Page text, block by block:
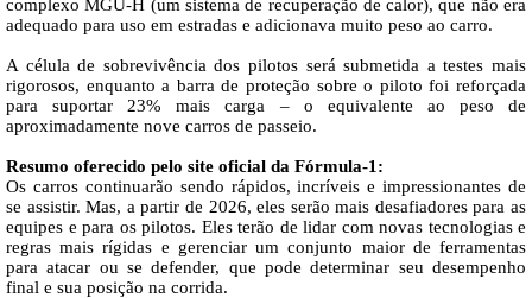
complexo MGU-H (um sistema de recuperação de calor), que não era
adequado para uso em estradas e adicionava muito peso ao carro.
A célula de sobrevivência dos pilotos será submetida a testes mais
rigorosos, enquanto a barra de proteção sobre o piloto foi reforçada
para suportar 23% mais carga – o equivalente ao peso de
aproximadamente nove carros de passeio.
Resumo oferecido pelo site oficial da Fórmula-1:
Os carros continuarão sendo rápidos, incríveis e impressionantes de
se assistir. Mas, a partir de 2026, eles serão mais desafiadores para as
equipes e para os pilotos. Eles terão de lidar com novas tecnologias e
regras mais rígidas e gerenciar um conjunto maior de ferramentas
para atacar ou se defender, que pode determinar seu desempenho
final e sua posição na corrida.